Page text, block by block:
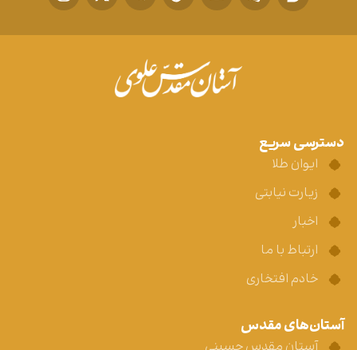
دسترسی سریع
ایوان طلا
زیارت نیابتی
اخبار
ارتباط با ما
خادم افتخاری
آستان‌های مقدس